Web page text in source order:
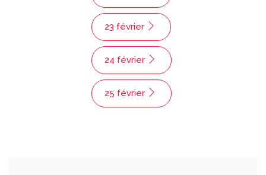
23 février
24 février
25 février